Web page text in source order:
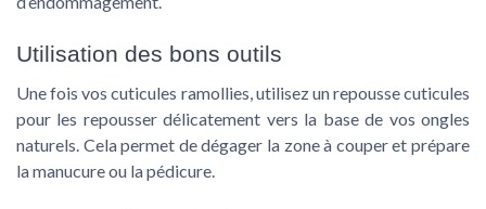
Utilisation des bons outils
Une fois vos cuticules ramollies, utilisez unrepousse cuticules
pour les repousser délicatement vers la base de vos ongles
naturels. Cela permet de dégager la zone à couper et prépare
la manucure ou lapédicure.